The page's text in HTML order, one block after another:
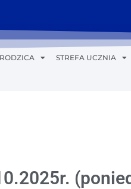
STREFA UCZNIA